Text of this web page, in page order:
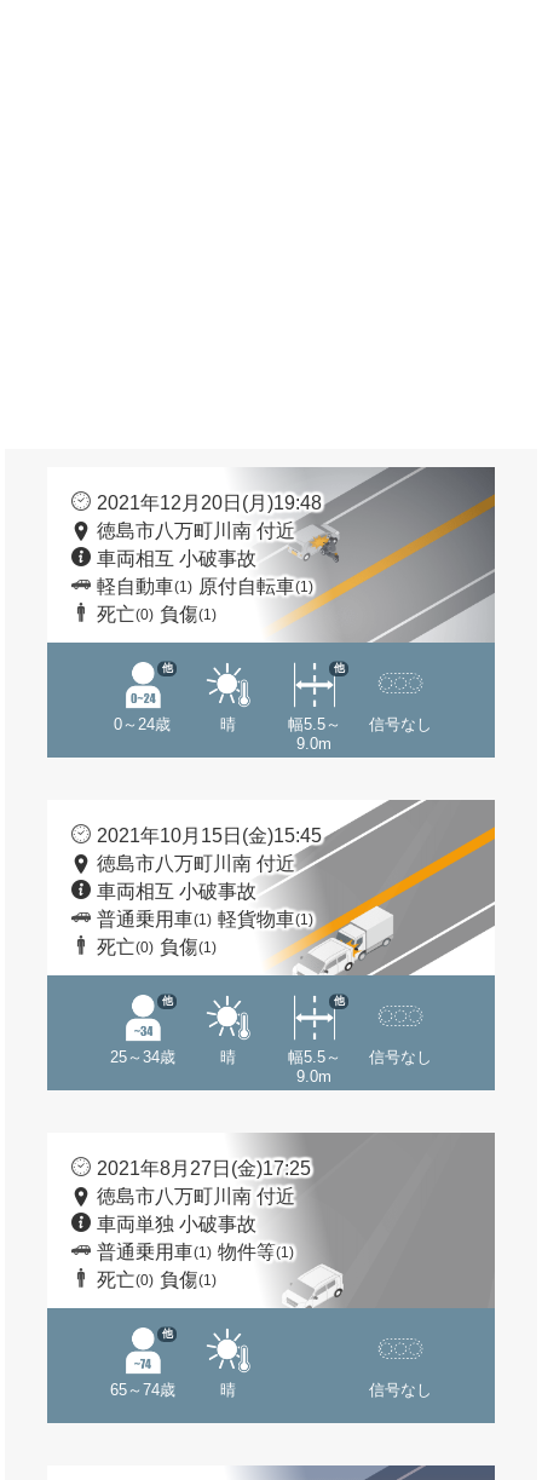
2021年12月20日(月)19:48
徳島市八万町川南 付近
車両相互 小破事故
軽自動車(1) 原付自転車(1)
死亡(0) 負傷(1)
0～24歳
他
晴
幅5.5～
9.0m
他
信号なし
2021年10月15日(金)15:45
徳島市八万町川南 付近
車両相互 小破事故
普通乗用車(1) 軽貨物車(1)
死亡(0) 負傷(1)
25～34歳
他
晴
幅5.5～
9.0m
他
信号なし
2021年8月27日(金)17:25
徳島市八万町川南 付近
車両単独 小破事故
普通乗用車(1) 物件等(1)
死亡(0) 負傷(1)
65～74歳
他
晴 信号なし